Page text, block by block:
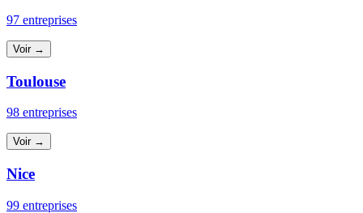
97 entreprises
Voir →
Toulouse
98 entreprises
Voir →
Nice
99 entreprises